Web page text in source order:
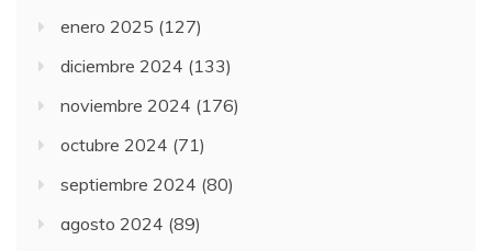
enero 2025 (127)
diciembre 2024 (133)
noviembre 2024 (176)
octubre 2024 (71)
septiembre 2024 (80)
agosto 2024 (89)